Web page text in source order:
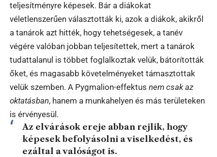
teljesítményre képesek. Bár a diákokat
véletlenszerűen választották ki, azok a diákok, akikről
a tanárok azt hitték, hogy tehetségesek, a tanév
végére valóban jobban teljesítettek, mert a tanárok
tudattalanul is többet foglalkoztak velük, bátorították
őket, és magasabb követelményeket támasztottak
velük szemben. A Pygmalion-effektus nem csak az
oktatásban, hanem a munkahelyen és más területeken
is érvényesül.
Az elvárások ereje abban rejlik, hogy
képesek befolyásolni a viselkedést, és
ezáltal a valóságot is.